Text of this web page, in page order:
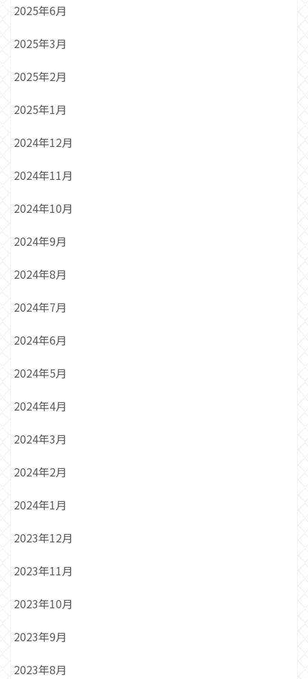
2025年6月
2025年3月
2025年2月
2025年1月
2024年12月
2024年11月
2024年10月
2024年9月
2024年8月
2024年7月
2024年6月
2024年5月
2024年4月
2024年3月
2024年2月
2024年1月
2023年12月
2023年11月
2023年10月
2023年9月
2023年8月